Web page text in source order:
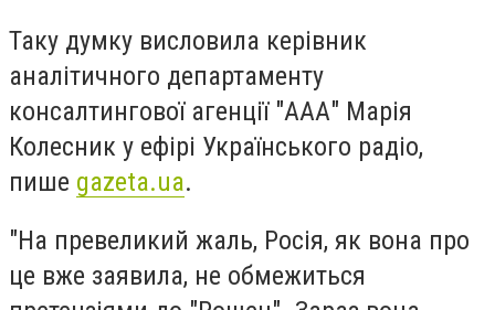
Таку думку висловила керівник
аналітичного департаменту
консалтингової агенції "ААА" Марія
Колесник у ефірі Українського радіо,
пише gazeta.ua.
"На превеликий жаль, Росія, як вона про
це вже заявила, не обмежиться